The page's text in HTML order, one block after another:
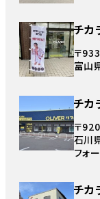
チカ
〒
富山
チカ
〒
石川
フォ
チカ